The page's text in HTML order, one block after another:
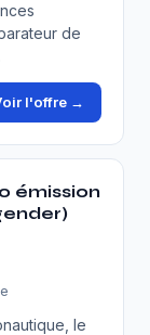
de
l'offre →
émission
le